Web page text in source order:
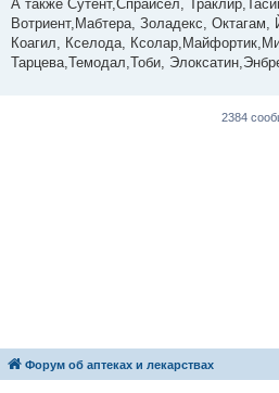
щ
е
и
А также Сутент,Спрайсел,
Вотриент,Мабтера, Золадекс,
Коагил, Кселода,
Тарцева,Темодал,Тоби,
2384
Форум об аптеках и лекарствах